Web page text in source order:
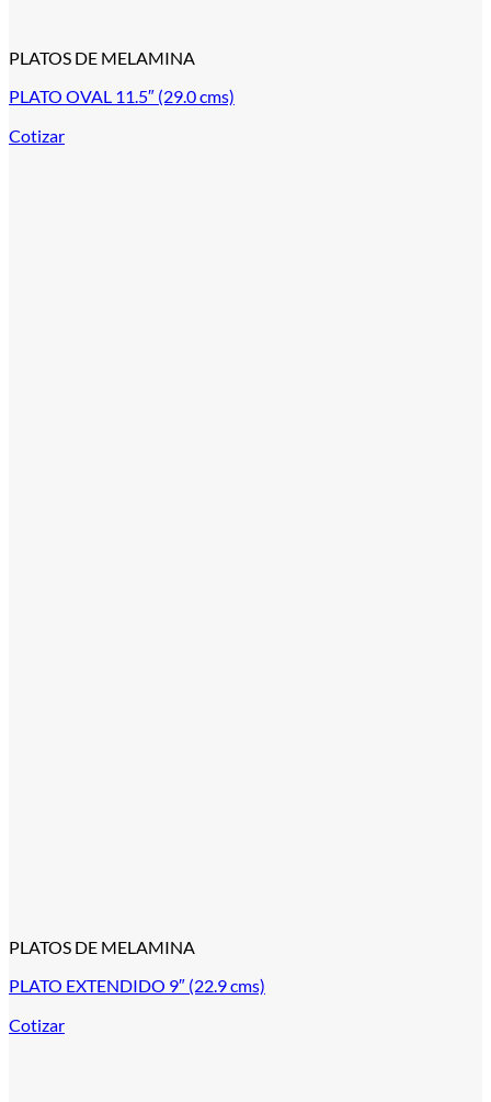
PLATOS DE MELAMINA
PLATO OVAL 11.5″ (29.0 cms)
Cotizar
PLATOS DE MELAMINA
PLATO EXTENDIDO 9″ (22.9 cms)
Cotizar